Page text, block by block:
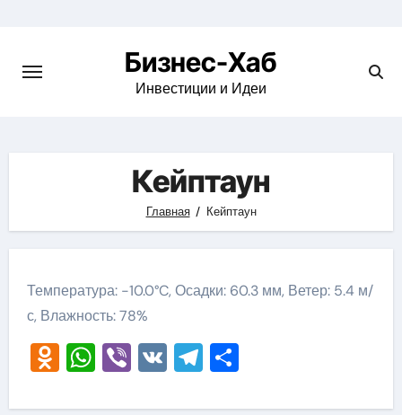
content
Бизнес-Хаб
Инвестиции и Идеи
Кейптаун
Главная Кейптаун
Температура: -10.0°C, Осадки: 60.3 мм, Ветер: 5.4 м/
с, Влажность: 78%
Odnoklassniki
WhatsApp
Viber
VKTelegram
Отправить